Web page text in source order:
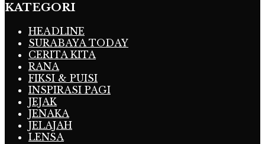
KATEGORI
HEADLINE
SURABAYA TODAY
CERITA KITA
RANA
FIKSI & PUISI
INSPIRASI PAGI
JEJAK
JENAKA
JELAJAH
LENSA